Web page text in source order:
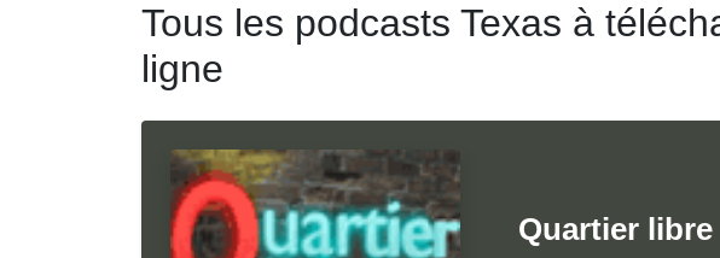
Tous les podcasts Texas à
ligne
Quartier libre